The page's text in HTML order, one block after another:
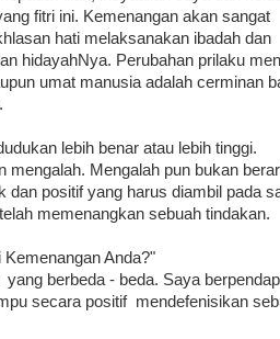
fitri ini. Kemenangan akan sangat
hati melaksanakan ibadah dan
hidayahNya. Perubahan prilaku
umat manusia adalah cerminan
lebih benar atau lebih tinggi.
mengalah. Mengalah pun bukan
dan positif yang harus diambil pada
memenangkan sebuah tindakan.
Anda?"
berbeda - beda. Saya
secara positif mendefenisikan